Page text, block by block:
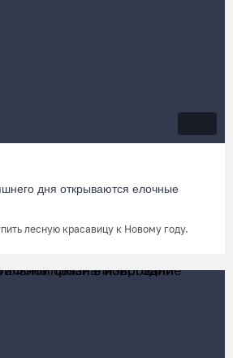
дня открываются елочные
лесную красавицу к Новому году.